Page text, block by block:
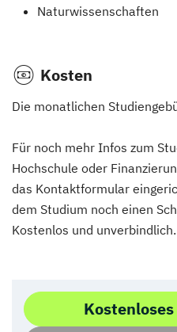
Naturwissenschaften
Kosten
Die monatlichen
Für noch mehr Infos zum
Hochschule oder
das Kontaktformular
dem Studium noch einen
Kostenlos und unverbindlich.